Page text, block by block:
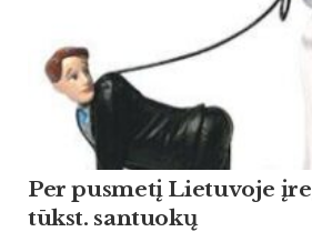
Per pusmetį Lietuvoje
tūkst. santuokų